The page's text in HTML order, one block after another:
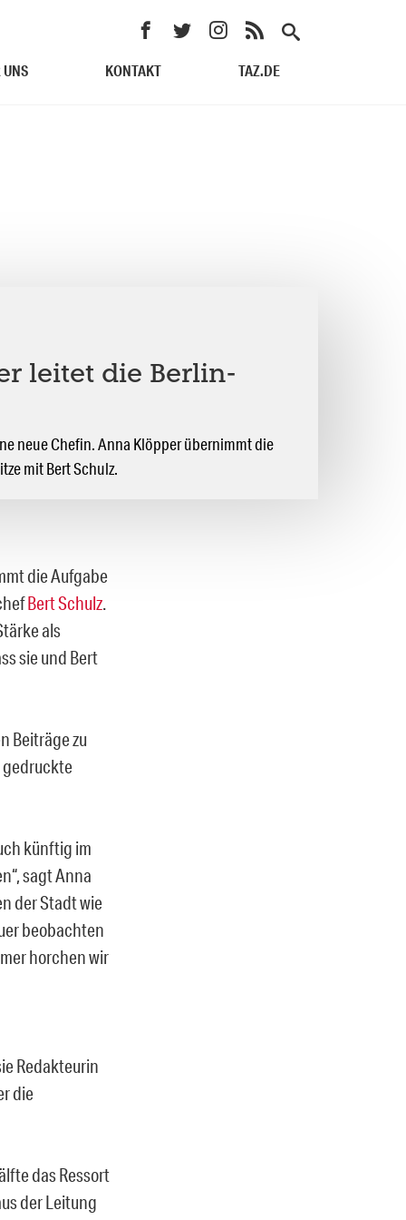
UNS KONTAKT TAZ.DE
leitet die Berlin-
neue Chefin. Anna Klöpper übernimmt die
mit Bert Schulz.
die Aufgabe
Bert Schulz.​
als
sie und Bert
Beiträge zu
gedruckte
künftig im
sagt Anna
der Stadt wie
beobachten
horchen wir
Redakteurin
die
das Ressort
der Leitung